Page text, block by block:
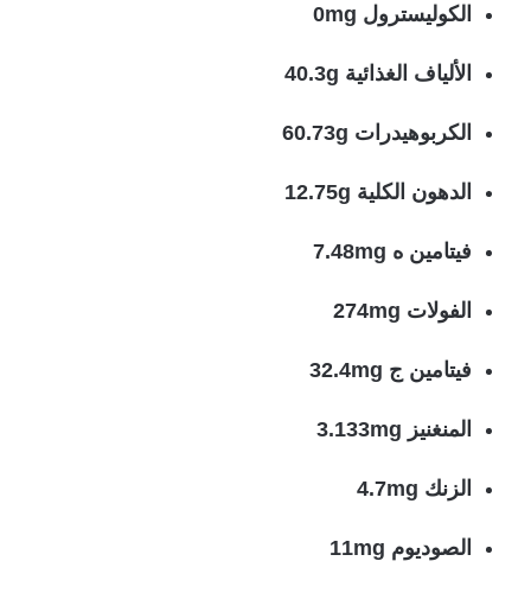
الكوليسترول 0mg
الألياف الغذائية 40.3g
الكربوهيدرات 60.73g
الدهون الكلية 12.75g
فيتامين ه 7.48mg
الفولات 274mg
فيتامين ج 32.4mg
المنغنيز 3.133mg
الزنك 4.7mg
الصوديوم 11mg